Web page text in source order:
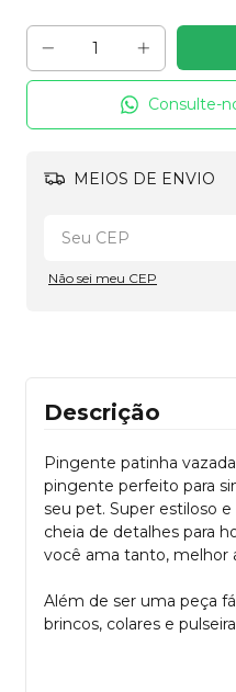
Consulte-
MEIOS DE ENVIO
Não sei meu CEP
Descrição
Pingente patinha
pingente perfeito para
seu pet. Super estiloso
cheia de detalhes para
você ama tanto, melhor
Além de ser uma peça
brincos, colares e